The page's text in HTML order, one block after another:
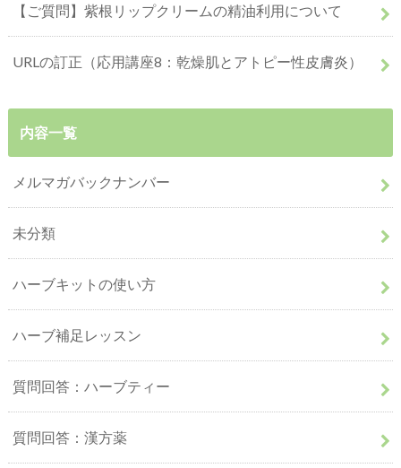
【ご質問】紫根リップクリームの精油利用について
URLの訂正（応用講座8：乾燥肌とアトピー性皮膚炎）
内容一覧
メルマガバックナンバー
未分類
ハーブキットの使い方
ハーブ補足レッスン
質問回答：ハーブティー
質問回答：漢方薬